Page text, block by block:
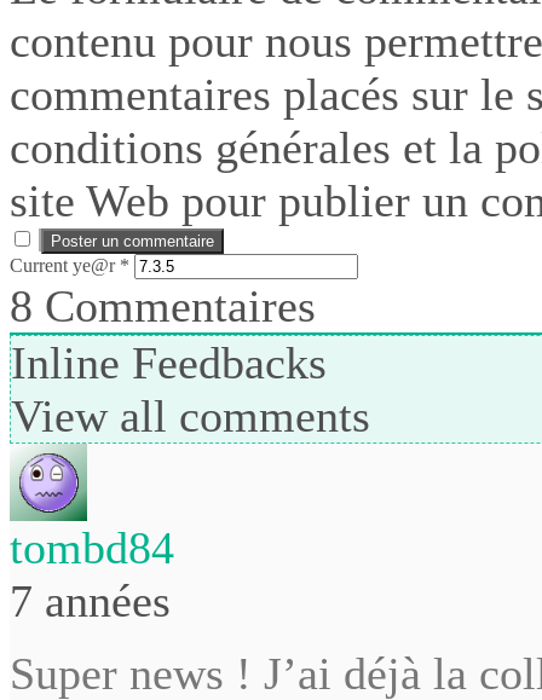
contenu pour nous
commentaires placés sur
conditions générales et la
site Web pour publier un
Current ye@r *
8 Commentaires
Inline Feedbacks
View all comments
tombd84
7 années
Super news ! J’ai déjà la